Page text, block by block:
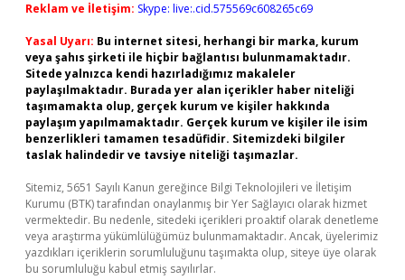
Reklam ve İletişim: Skype: live:.cid.575569c608265c69
Yasal Uyarı: Bu internet sitesi, herhangi bir marka, kurum
veya şahıs şirketi ile hiçbir bağlantısı bulunmamaktadır.
Sitede yalnızca kendi hazırladığımız makaleler
paylaşılmaktadır. Burada yer alan içerikler haber niteliği
taşımamakta olup, gerçek kurum ve kişiler hakkında
paylaşım yapılmamaktadır. Gerçek kurum ve kişiler ile isim
benzerlikleri tamamen tesadüfidir. Sitemizdeki bilgiler
taslak halindedir ve tavsiye niteliği taşımazlar.
Sitemiz, 5651 Sayılı Kanun gereğince Bilgi Teknolojileri ve İletişim
Kurumu (BTK) tarafından onaylanmış bir Yer Sağlayıcı olarak hizmet
vermektedir. Bu nedenle, sitedeki içerikleri proaktif olarak denetleme
veya araştırma yükümlülüğümüz bulunmamaktadır. Ancak, üyelerimiz
yazdıkları içeriklerin sorumluluğunu taşımakta olup, siteye üye olarak
bu sorumluluğu kabul etmiş sayılırlar.